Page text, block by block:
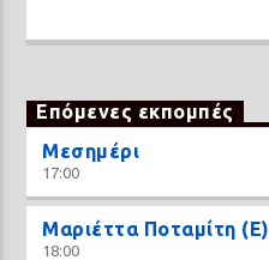
Επόμενες εκπομπές
Μεσημέρι
17:00
Μαριέττα Ποταμίτη (Ε)
18:00